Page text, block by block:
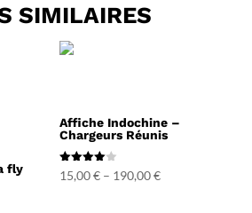
SIMILAIRES
fly
Affiche Indochine –
Chargeurs Réunis
Note
4.00
15,00€ – 190,00€